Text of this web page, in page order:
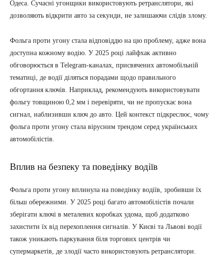
Одеса. Сучасні угонщики використовують ретранслятори, які
дозволяють відкрити авто за секунди, не залишаючи слідів злому.
Фольга проти угону стала відповіддю на цю проблему, адже вона
доступна кожному водію. У 2025 році лайфхак активно
обговорюється в Telegram-каналах, присвячених автомобільній
тематиці, де водії діляться порадами щодо правильного
обгортання ключів. Наприклад, рекомендують використовувати
фольгу товщиною 0,2 мм і перевіряти, чи не пропускає вона
сигнал, наблизивши ключ до авто. Цей контекст підкреслює, чому
фольга проти угону стала вірусним трендом серед українських
автомобілістів.
Вплив на безпеку та поведінку водіїв
Фольга проти угону вплинула на поведінку водіїв, зробивши їх
більш обережними. У 2025 році багато автомобілістів почали
зберігати ключі в металевих коробках удома, щоб додатково
захистити їх від перехоплення сигналів. У Києві та Львові водії
також уникають паркування біля торгових центрів чи
супермаркетів, де злодії часто використовують ретранслятори.